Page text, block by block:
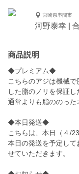
宮崎県串間市
河野泰幸 |
商品説明
◆プレミアム◆
こちらのアジは機械
した脂のノリを保証し
通常よりも脂ののった
◆本日発送◆
こちらは、本日（４/
本日の発送を予定して
せていただきます。